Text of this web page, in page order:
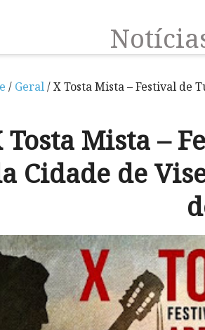
/ Geral/ X Tosta Mista – Festival de
Tosta Mista –
Cidade de